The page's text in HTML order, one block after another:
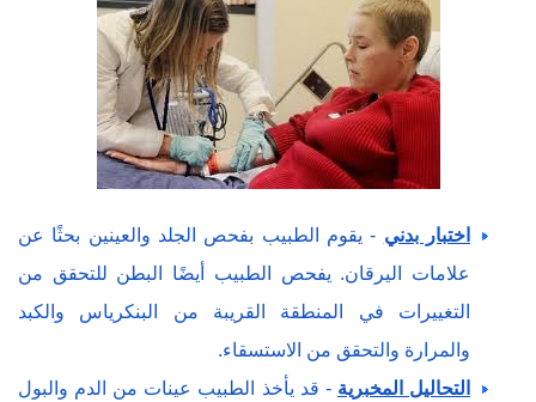
اختبار بدني - يقوم الطبيب بفحص الجلد والعينين بحثًا عن
علامات اليرقان. يفحص الطبيب أيضًا البطن للتحقق من
التغييرات في المنطقة القريبة من البنكرياس والكبد
والمرارة والتحقق من الاستسقاء.
التحاليل المخبرية - قد يأخذ الطبيب عينات من الدم والبول